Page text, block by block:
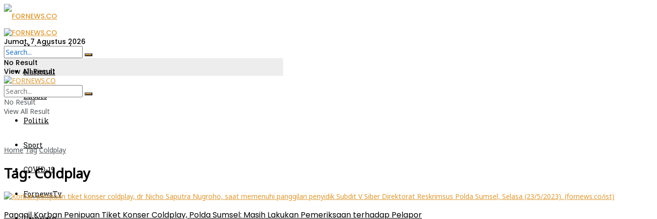
Metro Sumsel
Nasional
Ekobis
Politik
Sport
COVID-19
FornewsTv
Jumat, 7 Agustus 2026
No Result
View All Result
No Result
View All Result
Home Tag Coldplay
Tag:Coldplay
Panggil Korban Penipuan Tiket Konser Coldplay, Polda Sumsel: Masih Lakukan Pemeriksaan terhadap Pelapor